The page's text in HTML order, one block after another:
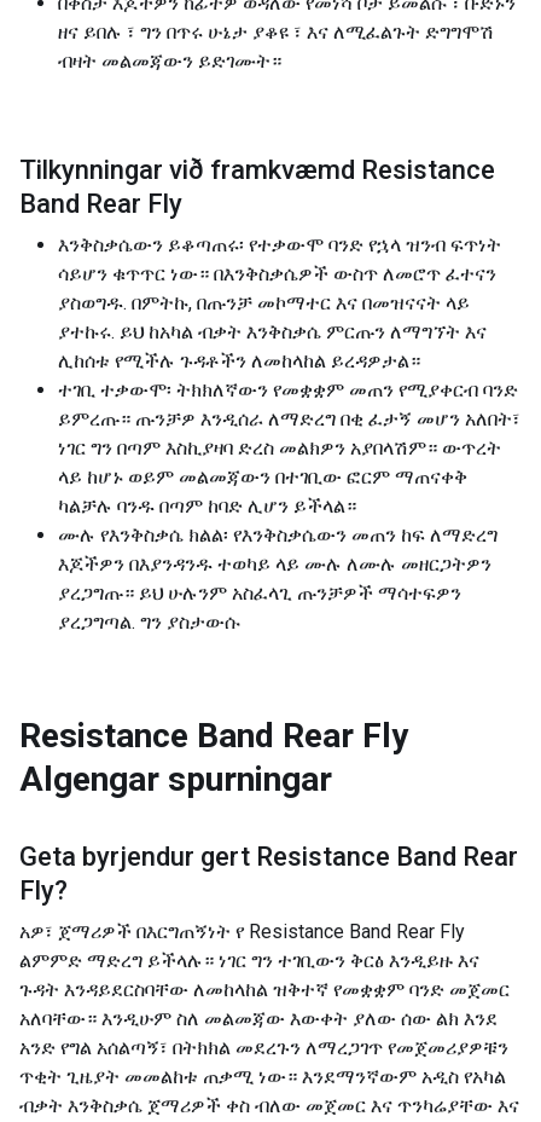
ዘና ይበሉ ፣ ግን በጥሩ ሁኔታ ያቆዩ ፣ እና ለሚፈልጉት ድግግሞሽ
ብዛት መልመጃውን ይድገሙት።
Tilkynningar við framkvæmd Resistance
Band Rear Fly
እንቅስቃሴውን ይቆጣጠሩ፡ የተቃውሞ ባንድ የኋላ ዝንብ ፍጥነት
ሳይሆን ቁጥጥር ነው። በእንቅስቃሴዎች ውስጥ ለመሮጥ ፈተናን
ያስወግዱ. በምትኩ, በጡንቻ መኮማተር እና በመዝናናት ላይ
ያተኩሩ. ይህ ከአካል ብቃት እንቅስቃሴ ምርጡን ለማግኘት እና
ሊከሰቱ የሚችሉ ጉዳቶችን ለመከላከል ይረዳዎታል።
ተገቢ ተቃውሞ፡ ትክክለኛውን የመቋቋም መጠን የሚያቀርብ ባንድ
ይምረጡ። ጡንቻዎ እንዲሰራ ለማድረግ በቂ ፈታኝ መሆን አለበት፣
ነገር ግን በጣም እስኪያዛባ ድረስ መልክዎን አያበላሽም። ውጥረት
ላይ ከሆኑ ወይም መልመጃውን በተገቢው ፎርም ማጠናቀቅ
ካልቻሉ ባንዱ በጣም ከባድ ሊሆን ይችላል።
ሙሉ የእንቅስቃሴ ክልል፡ የእንቅስቃሴውን መጠን ከፍ ለማድረግ
እጆችዎን በእያንዳንዱ ተወካይ ላይ ሙሉ ለሙሉ መዘርጋትዎን
ያረጋግጡ። ይህ ሁሉንም አስፈላጊ ጡንቻዎች ማሳተፍዎን
ያረጋግጣል. ግን ያስታውሱ
Resistance Band Rear Fly
Algengar spurningar
Geta byrjendur gert Resistance Band Rear
Fly?
አዎ፣ ጀማሪዎች በእርግጠኝነት የ Resistance Band Rear Fly
ልምምድ ማድረግ ይችላሉ። ነገር ግን ተገቢውን ቅርፅ እንዲይዙ እና
ጉዳት እንዳይደርስባቸው ለመከላከል ዝቅተኛ የመቋቋም ባንድ መጀመር
አለባቸው። እንዲሁም ስለ መልመጃው እውቀት ያለው ሰው ልክ እንደ
አንድ የግል አሰልጣኝ፣ በትክክል መደረጉን ለማረጋገጥ የመጀመሪያዎቹን
ጥቂት ጊዜያት መመልከቱ ጠቃሚ ነው። እንደማንኛውም አዲስ የአካል
ብቃት እንቅስቃሴ ጀማሪዎች ቀስ ብለው መጀመር እና ጥንካሬያቸው እና